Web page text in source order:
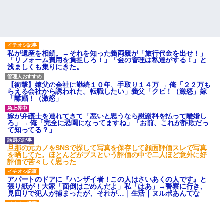
は出てけ！二度と来るな！」結
果・・・
私「初めて飲む味だけどなん
のお茶？」彼「ちっ！」私「」
【GIF】JSのカンチョーワロ
タ
後続車にクラクションを鳴ら
され彼氏が逆切れ。「何クラク
ション鳴らしてんだ！降りてこ
いよ！」と怒鳴りだし...
【衝撃】報酬100万円超の治験
募集がこちらｗｗｗｗｗ(※画像
あり)
【ネット騒然】惨殺されたタ
ワマン頂き女子のこの動画、す
げえええええｗｗｗｗｗｗｗｗ
ｗｗｗ
【愕然】白のクラウン俺氏、
高速道路左車線を制限速度で走
った結果wwwwwwwwwwww
私が遺産を相続。→それを知った義両親が「旅行代金を出せ！」
「リフォーム費用を負担しろ！」「金の管理は私達がする！」と
浅ましくも集りにきた。
【衝撃】嫁父の会社に勤続１０年、手取り１４万 → 俺「２２万も
らえる会社から誘われた。転職したい」義父「クビ！（激怒」嫁
「離婚！（激怒」
嫁が弁護士を連れてきて「悪いと思うなら慰謝料を払って離婚し
ろ」→ 俺「完全に恐喝になってますね」「お前、これが詐欺だっ
て知ってる？」
旦那の元カノをSNSで探して写真を保存して顔面評価スレで写真
を晒してた。ほとんどがブスという評価の中で二人ほど意外に好
評価で苦々しく思った
アパートのドアに『ハンザイ者！この人はさいあくの人です』と
張り紙が！大家「面倒はごめんだよ」私「はあ」→警察に行き、
見回りで犯人が捕まったが、それが…｜生活｜ヌルポあんてな